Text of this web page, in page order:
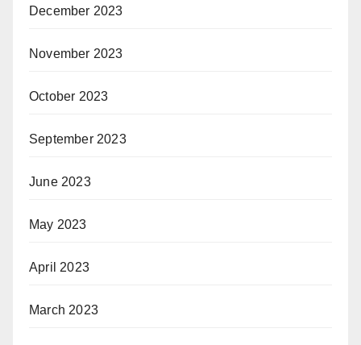
December 2023
November 2023
October 2023
September 2023
June 2023
May 2023
April 2023
March 2023